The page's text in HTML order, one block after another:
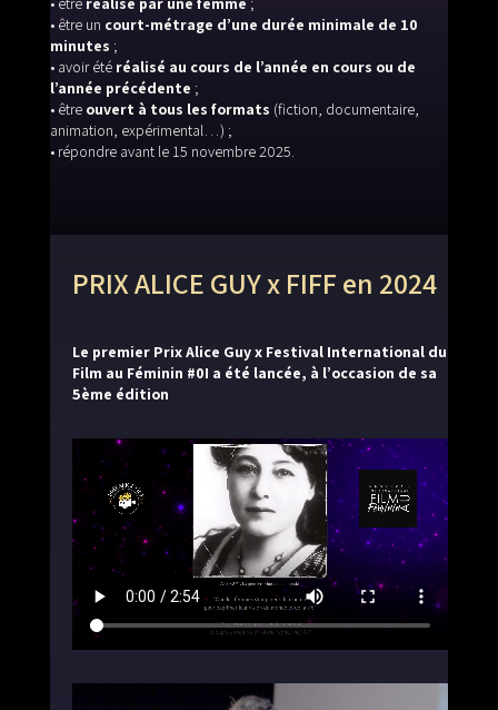
• être un court-métrage d’une durée minimale de 10
minutes ;
• avoir été réalisé au cours de l’année en cours ou de
l’année précédente ;
• être ouvert à tous les formats (fiction, documentaire,
animation, expérimental…) ;
• répondre avant le 15 novembre 2025.
PRIX ALICE GUY x FIFF en 2024
Le premier Prix Alice Guy x Festival International du
Film au Féminin #0I a été lancée, à l’occasion de sa
5ème édition